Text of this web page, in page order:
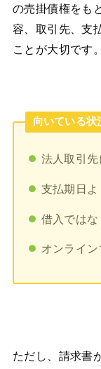
の売掛債権をも
容、取引先、支
ことが大切です。
向いている状
法人取引
支払期日
借入では
オンライ
ただし、請求書